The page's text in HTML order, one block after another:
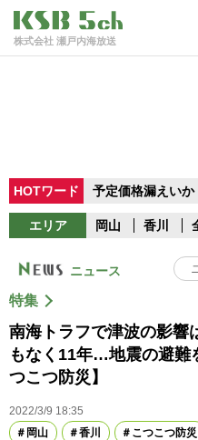
株式会社 瀬戸内海放送
HOTワード 予定価格漏えいか
エリア 岡山 香川
ニュース
特集
南海トラフで津波の影
もなく11年…地震の避
つこつ防災】
2022/3/9 18:35
岡山
香川 こつこつ防災